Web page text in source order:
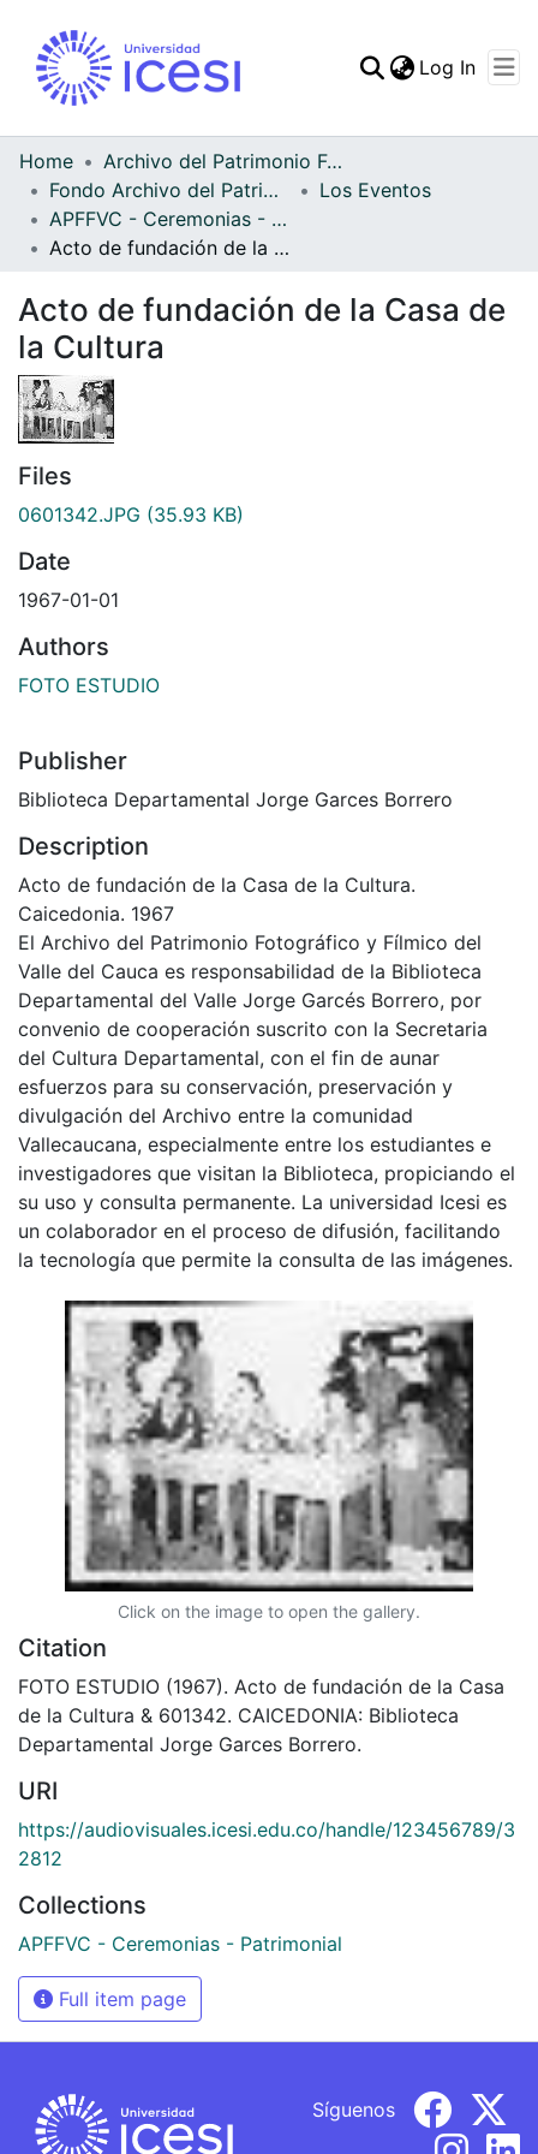
Statistics
Log In
Home
Archivo del Patrimonio Fotográfico y Fílmico del Valle del Cauca
Fondo Archivo del Patrimonio Fotográfico y Fílmico del Valle del Cauca
Los Eventos
APFFVC - Ceremonias - Patrimonial
Acto de fundación de la Casa de la Cultura
Acto de fundación de la Casa de
la Cultura
Files
0601342.JPG (35.93 KB)
Date
1967-01-01
Authors
FOTO ESTUDIO
Publisher
Biblioteca Departamental Jorge Garces Borrero
Description
Acto de fundación de la Casa de la Cultura.
Caicedonia. 1967
El Archivo del Patrimonio Fotográfico y Fílmico del
Valle del Cauca es responsabilidad de la Biblioteca
Departamental del Valle Jorge Garcés Borrero, por
convenio de cooperación suscrito con la Secretaria
del Cultura Departamental, con el fin de aunar
esfuerzos para su conservación, preservación y
divulgación del Archivo entre la comunidad
Vallecaucana, especialmente entre los estudiantes e
investigadores que visitan la Biblioteca, propiciando el
su uso y consulta permanente. La universidad Icesi es
un colaborador en el proceso de difusión, facilitando
la tecnología que permite la consulta de las imágenes.
Click on the image to open the gallery.
Citation
FOTO ESTUDIO (1967). Acto de fundación de la Casa
de la Cultura & 601342. CAICEDONIA: Biblioteca
Departamental Jorge Garces Borrero.
URI
https://audiovisuales.icesi.edu.co/handle/123456789/3
2812
Collections
APFFVC - Ceremonias - Patrimonial
Full item page
Síguenos